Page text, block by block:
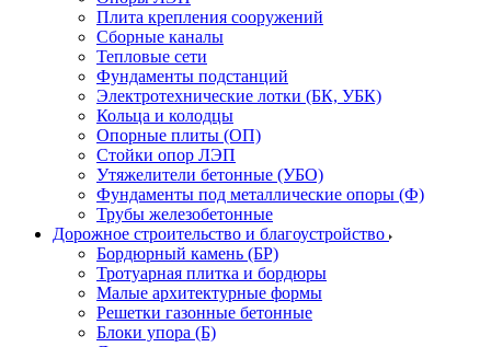
Плита крепления сооружений
Сборные каналы
Тепловые сети
Фундаменты подстанций
Электротехнические лотки (БК, УБК)
Кольца и колодцы
Опорные плиты (ОП)
Стойки опор ЛЭП
Утяжелители бетонные (УБО)
Фундаменты под металлические опоры (Ф)
Трубы железобетонные
Дорожное строительство и благоустройство
Бордюрный камень (БР)
Тротуарная плитка и бордюры
Малые архитектурные формы
Решетки газонные бетонные
Блоки упора (Б)